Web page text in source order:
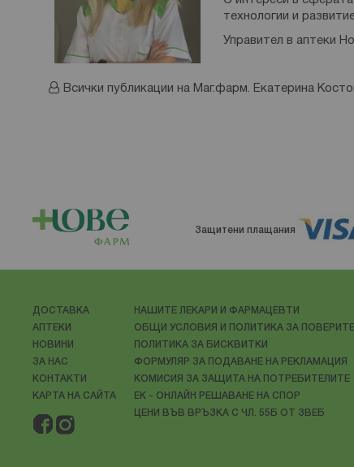
технологии и
Управител в аптеки
Всички публикации на Маг.фарм. Екатерина
Защитени плащания
ДОСТАВКА
АПТЕКИ
НОВИНИ
ЗА НАС
КОНТАКТИ
КАРТА НА САЙТА
НАШИТЕ ЛЕКАРИ И ФАРМАЦЕВТИ
ОБЩИ УСЛОВИЯ И ПОЛИТИКА ЗА
ПОЛИТИКА ЗА БИСКВИТКИ
ФОРМУЛЯР ЗА ПОДАВАНЕ НА РЕКЛАМАЦИЯ
КОМИСИЯ ЗА ЗАЩИТА НА ПОТРЕБИТЕЛИТЕ
ЕК - ОНЛАЙН РЕШАВАНЕ НА СПОР
ЦЕНИ ВЪВ ВРЪЗКА С ЧЛ. 55Б ОТ ЗВЕБ